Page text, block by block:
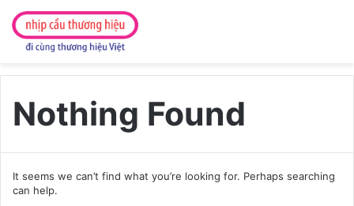
Nothing Found
It seems we can’t find what you’re looking for. Perhaps searching
can help.